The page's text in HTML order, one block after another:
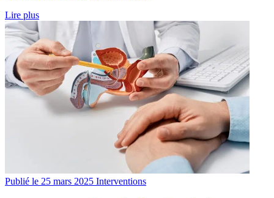
Lire plus
Publié le 25 mars 2025 Interventions